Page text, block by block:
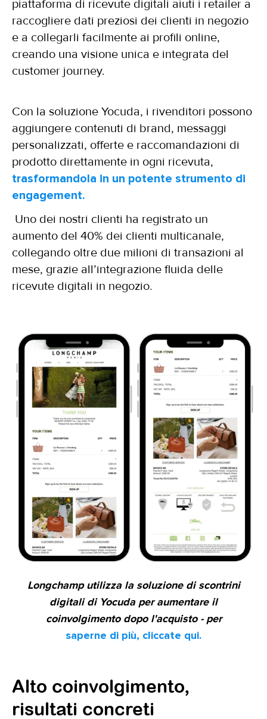
piattaforma di ricevute digitali aiuti i retailer a
raccogliere dati preziosi dei clienti in negozio
e a collegarli facilmente ai profili online,
creando una visione unica e integrata del
customer journey.
Con la soluzione Yocuda, i rivenditori possono
aggiungere contenuti di brand, messaggi
personalizzati, offerte e raccomandazioni di
prodotto direttamente in ogni ricevuta,
trasformandola in un potente strumento di
engagement.
Uno dei nostri clienti ha registrato un
aumento del 40% dei clienti multicanale,
collegando oltre due milioni di transazioni al
mese, grazie all’integrazione fluida delle
ricevute digitali in negozio.
Longchamp utilizza la soluzione di scontrini
digitali di Yocuda per aumentare il
coinvolgimento dopo l'acquisto - per
saperne di più, cliccate qui.
Alto coinvolgimento,
risultati concreti